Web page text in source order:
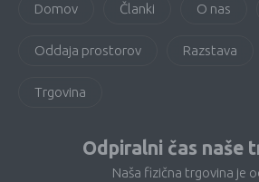
Domov Članki O nas
Oddaja prostorov Razstava
Trgovina
Odpiralni čas naše
Naša fizična trgovina je